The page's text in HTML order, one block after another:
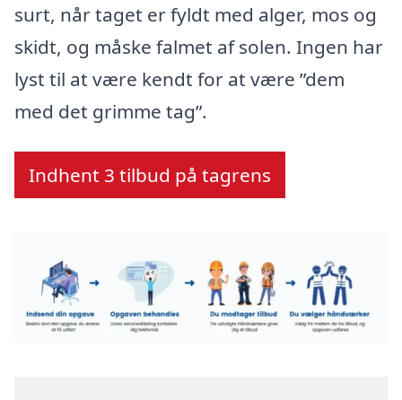
surt, når taget er fyldt med alger, mos og
skidt, og måske falmet af solen. Ingen har
lyst til at være kendt for at være ”dem
med det grimme tag”.
Indhent 3 tilbud på tagrens